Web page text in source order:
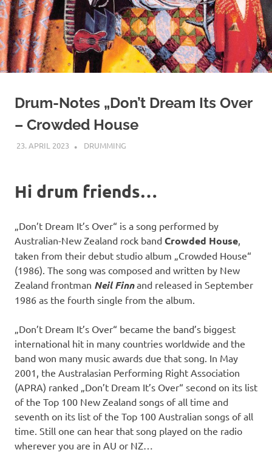
Drum-Notes „Don’t Dream Its Over
– Crowded House
23. APRIL 2023 YOGIBAER
DRUMMING
Hi drum friends…
„Don’t Dream It’s Over“ is a song performed by
Australian-New Zealand rock band Crowded House,
taken from their debut studio album „Crowded House“
(1986). The song was composed and written by New
Zealand frontman Neil Finnand released in September
1986 as the fourth single from the album.
„Don’t Dream It’s Over“ became the band’s biggest
international hit in many countries worldwide and the
band won many music awards due that song. In May
2001, the Australasian Performing Right Association
(APRA) ranked „Don’t Dream It’s Over“ second on its list
of the Top 100 New Zealand songs of all time and
seventh on its list of the Top 100 Australian songs of all
time. Still one can hear that song played on the radio
wherever you are in AU or NZ…